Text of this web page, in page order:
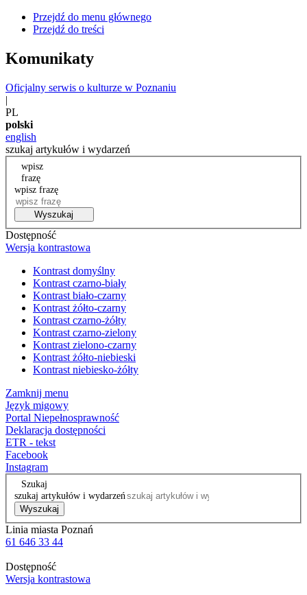
Przejdź do menu głównego
Przejdź do treści
Komunikaty
Oficjalny serwis o kulturze w Poznaniu
|
PL
polski
english
szukaj artykułów i wydarzeń
wpisz
frazę
wpisz frazę
Wyszukaj
Dostępność
Wersja kontrastowa
Kontrast domyślny
Kontrast czarno-biały
Kontrast biało-czarny
Kontrast żółto-czarny
Kontrast czarno-żółty
Kontrast czarno-zielony
Kontrast zielono-czarny
Kontrast żółto-niebieski
Kontrast niebiesko-żółty
Zamknij menu
Język migowy
Portal Niepełnosprawność
Deklaracja dostępności
ETR - tekst
Facebook
Instagram
Szukaj
szukaj artykułów i wydarzeń
Wyszukaj
Linia miasta Poznań
61 646 33 44
Dostępność
Wersja kontrastowa